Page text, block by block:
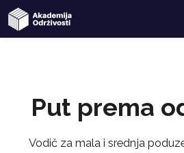
Prijavi se
Put prema
Vodič za mala i srednja